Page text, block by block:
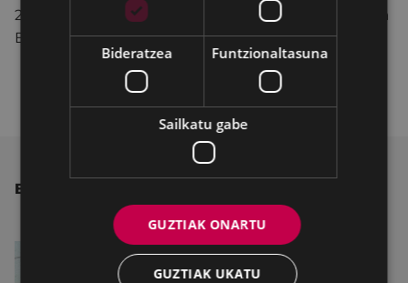
23:00. Agurra eta familia argazkia. Musika emanaldia
Errebal Plazan
BESTE ALBISTE BATZUK
Bideratzea Funtzionaltasuna
Sailkatu gabe
GUZTIAK ONARTU
GUZTIAK UKATU